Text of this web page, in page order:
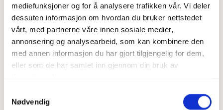
mediefunksjoner og for å analysere trafikken vår. Vi deler
dessuten informasjon om hvordan du bruker nettstedet
vårt, med partnerne våre innen sosiale medier,
annonsering og analysearbeid, som kan kombinere den
med annen informasjon du har gjort tilgjengelig for dem,
eller som de har samlet inn gjennom din bruk av
Nødvendig
bakepapiret
Kle så kakeringen innvending med bakepapir eller plast og sett
den tilbake rundt bunnen.
Mens kakebunnen avkjøles lager du kremen:
Legg gelatinplatene i kaldt vann i ca 10 min
bærene er knust til en grøt.